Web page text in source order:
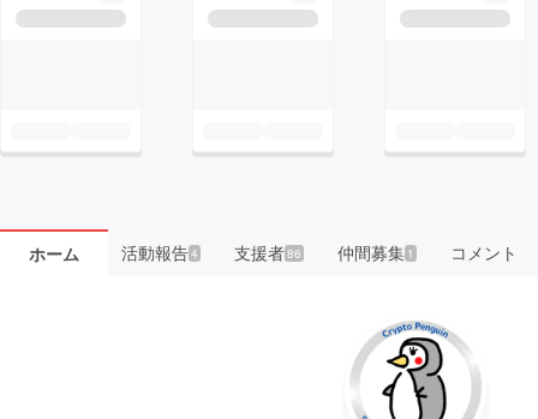
ホーム 活動報告4 支援者86 仲間募集 1 コメント